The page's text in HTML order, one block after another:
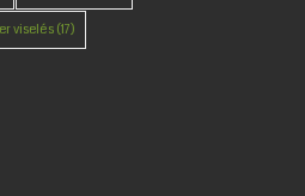
viselés(17)